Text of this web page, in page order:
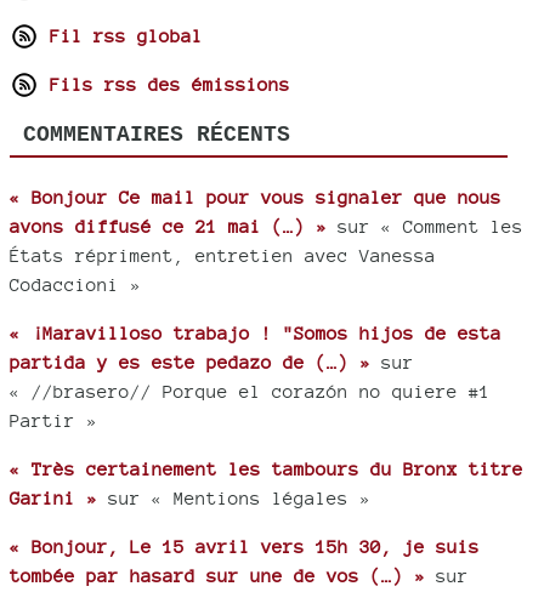
Fil rss global
Fils rss des émissions
COMMENTAIRES RÉCENTS
« Bonjour Ce mail pour vous signaler que nous
avons diffusé ce 21 mai (…) » sur « Comment les
États répriment, entretien avec Vanessa
Codaccioni »
« ¡Maravilloso trabajo ! "Somos hijos de esta
partida y es este pedazo de (…) » sur
« //brasero// Porque el corazón no quiere #1
Partir »
« Très certainement les tambours du Bronx titre
Garini » sur « Mentions légales »
« Bonjour, Le 15 avril vers 15h 30, je suis
tombée par hasard sur une de vos (…) » sur